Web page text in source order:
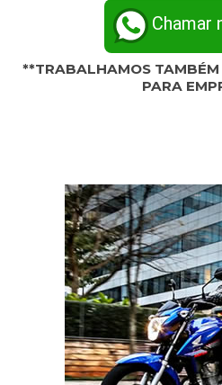
Chamar
**TRABALHAMOS
PARA